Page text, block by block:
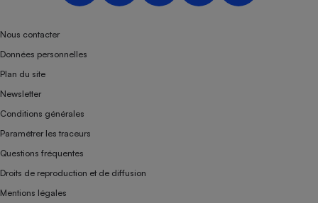
Nous contacter
Données personnelles
Plan du site
Newsletter
Conditions générales
Paramétrer les traceurs
Questions fréquentes
Droits de reproduction et de diffusion
Mentions légales